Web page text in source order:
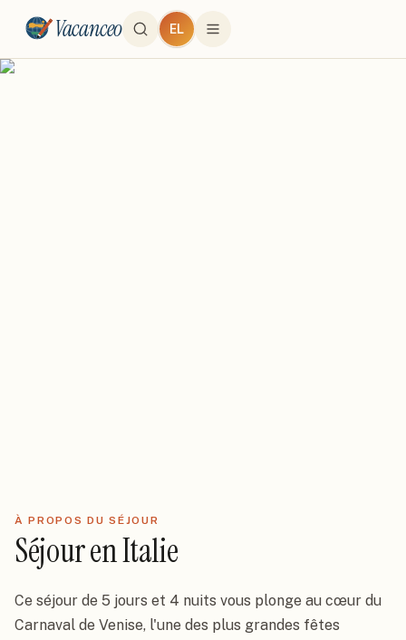
Vacanceo EL
À PROPOS DU SÉJOUR
SéjourenItalie
Ce séjour de 5 jours et 4 nuits vous plonge au cœur du
Carnaval de Venise, l'une des plus grandes fêtes